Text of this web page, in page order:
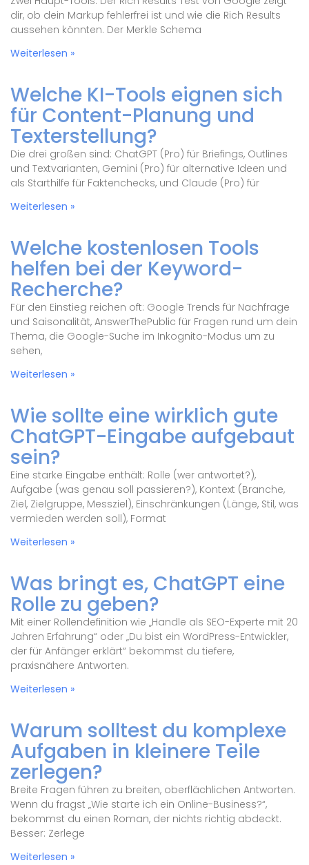
dir, ob dein Markup fehlerfrei ist und wie die Rich Results
aussehen könnten. Der Merkle Schema
Weiterlesen »
Welche KI-Tools eignen sich
für Content-Planung und
Texterstellung?
Die drei großen sind: ChatGPT (Pro) für Briefings, Outlines
und Textvarianten, Gemini (Pro) für alternative Ideen und
als Starthilfe für Faktenchecks, und Claude (Pro) für
Weiterlesen »
Welche kostenlosen Tools
helfen bei der Keyword-
Recherche?
Für den Einstieg reichen oft: Google Trends für Nachfrage
und Saisonalität, AnswerThePublic für Fragen rund um dein
Thema, die Google-Suche im Inkognito-Modus um zu
sehen,
Weiterlesen »
Wie sollte eine wirklich gute
ChatGPT-Eingabe aufgebaut
sein?
Eine starke Eingabe enthält: Rolle (wer antwortet?),
Aufgabe (was genau soll passieren?), Kontext (Branche,
Ziel, Zielgruppe, Messziel), Einschränkungen (Länge, Stil, was
vermieden werden soll), Format
Weiterlesen »
Was bringt es, ChatGPT eine
Rolle zu geben?
Mit einer Rollendefinition wie „Handle als SEO-Experte mit 20
Jahren Erfahrung“ oder „Du bist ein WordPress-Entwickler,
der für Anfänger erklärt“ bekommst du tiefere,
praxisnähere Antworten.
Weiterlesen »
Warum solltest du komplexe
Aufgaben in kleinere Teile
zerlegen?
Breite Fragen führen zu breiten, oberflächlichen Antworten.
Wenn du fragst „Wie starte ich ein Online-Business?“,
bekommst du einen Roman, der nichts richtig abdeckt.
Besser: Zerlege
Weiterlesen »